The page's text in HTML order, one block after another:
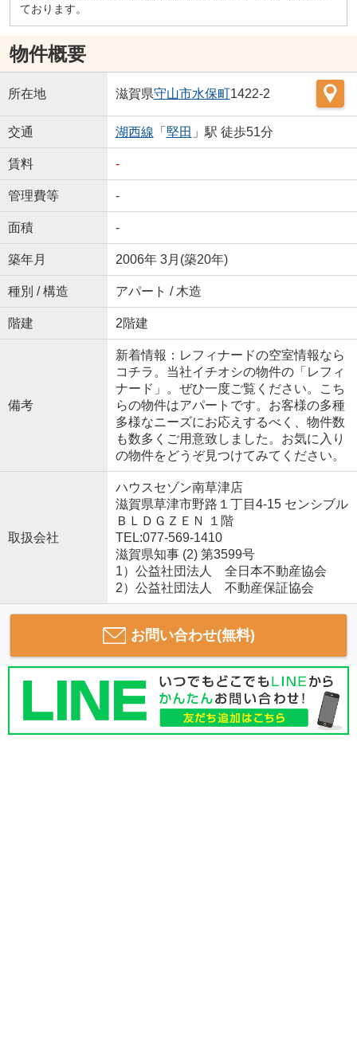
ております。
物件概要
所在地 滋賀県守山市水保町1422-2
交通 湖西線 「 堅田 」駅 徒歩51分
賃料 -
管理費等 -
面積 -
築年月 2006年 3月(築20年)
種別 / 構造 アパート / 木造
階建 2階建
備考
新着情報：レフィナードの空室情報なら
コチラ。当社イチオシの物件の「レフィ
ナード」。ぜひ一度ご覧ください。こち
らの物件はアパートです。お客様の多種
多様なニーズにお応えするべく、物件数
も数多くご用意致しました。お気に入り
の物件をどうぞ見つけてみてください。
取扱会社
ハウスセゾン南草津店
滋賀県草津市野路１丁目4-15 センシブル
ＢＬＤＧＺＥＮ １階
TEL:077-569-1410
滋賀県知事 (2) 第3599号
1）公益社団法人 全日本不動産協会
2）公益社団法人 不動産保証協会
お問い合わせ(無料)